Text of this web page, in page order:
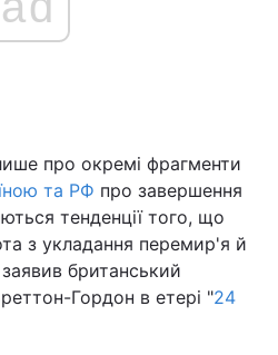
про окремі фрагменти
та РФ про завершення
тенденції того, що
з укладання перемир'я й
британський
Гордон в етері "24